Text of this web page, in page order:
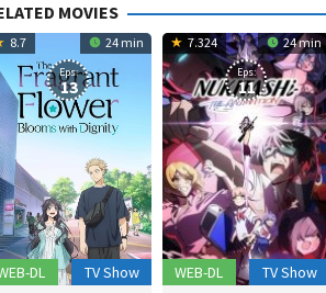
MOVIES
8.7 24 min
DL
Eps:
13
TV Show
7.324 24 min
WEB-DL
Eps:
11
TV Show